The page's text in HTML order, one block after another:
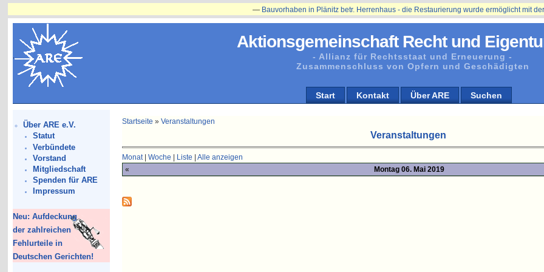
Aktionsgemeinschaft Recht und
- Allianz für Rechtsstaat und Erneuerung -
Zusammenschluss von Opfern und Geschädigten
Start Kontakt Über ARE Suchen
Über ARE e.V.
Statut
Verbündete
Vorstand
Mitgliedschaft
Spenden für ARE
Impressum
Neu: Aufdeckung
der zahlreichen
Fehlurteile in
Deutschen Gerichten!
Bauvorhaben in Plänitz betr. Herrenhaus - die Restaurierung wurde ermöglicht mit der
Startseite »Veranstaltungen
Veranstaltungen
Monat|Woche Liste |Alle anzeigen
«
Montag 06. Mai 2019